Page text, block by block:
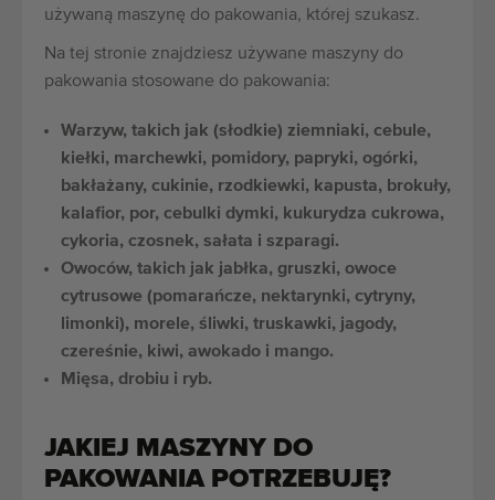
używaną maszynę do pakowania, której szukasz.
Na tej stronie znajdziesz używane maszyny do
pakowania stosowane do pakowania:
Warzyw, takich jak (słodkie) ziemniaki, cebule,
kiełki, marchewki, pomidory, papryki, ogórki,
bakłażany, cukinie, rzodkiewki, kapusta, brokuły,
kalafior, por, cebulki dymki, kukurydza cukrowa,
cykoria, czosnek, sałata i szparagi.
Owoców, takich jak jabłka, gruszki, owoce
cytrusowe (pomarańcze, nektarynki, cytryny,
limonki), morele, śliwki, truskawki, jagody,
czereśnie, kiwi, awokado i mango.
Mięsa, drobiu i ryb.
JAKIEJ MASZYNY DO
PAKOWANIA POTRZEBUJĘ?